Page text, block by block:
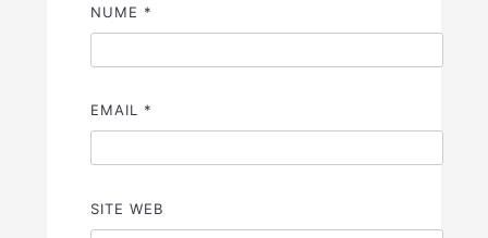
NUME *
EMAIL *
SITE WEB